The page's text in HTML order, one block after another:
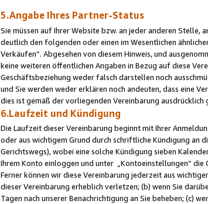
5.Angabe Ihres Partner-Status
Sie müssen auf Ihrer Website bzw. an jeder anderen
deutlich den folgenden oder einen im Wesentlichen
Verkäufen“. Abgesehen von diesem Hinweis, und
keine weiteren öffentlichen Angaben in Bezug auf diese
Geschäftsbeziehung weder falsch darstellen noch
und Sie werden weder erklären noch andeuten, dass eine
dies ist gemäß der vorliegenden Vereinbarung ausdrücklich
6.Laufzeit und Kündigung
Die Laufzeit dieser Vereinbarung beginnt mit Ihrer
oder aus wichtigem Grund durch schriftliche Kündigung an
Gerichtswegs), wobei eine solche Kündigung sieben
Ihrem Konto einloggen und unter „Kontoeinstellungen“ die
Ferner können wir diese Vereinbarung jederzeit aus
dieser Vereinbarung erheblich verletzen; (b) wenn Sie
Tagen nach unserer Benachrichtigung an Sie beheben; (c)